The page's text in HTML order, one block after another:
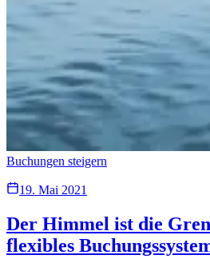
Buchungen steigern
19. Mai 2021
Der Himmel ist die
flexibles